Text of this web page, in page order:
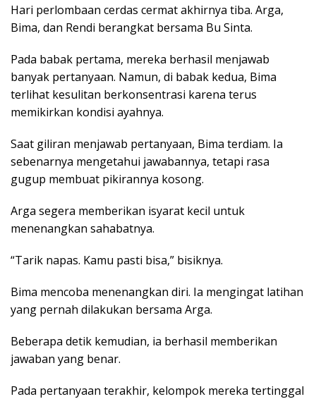
Hari perlombaan cerdas cermat akhirnya tiba. Arga,
Bima, dan Rendi berangkat bersama Bu Sinta.
Pada babak pertama, mereka berhasil menjawab
banyak pertanyaan. Namun, di babak kedua, Bima
terlihat kesulitan berkonsentrasi karena terus
memikirkan kondisi ayahnya.
Saat giliran menjawab pertanyaan, Bima terdiam. Ia
sebenarnya mengetahui jawabannya, tetapi rasa
gugup membuat pikirannya kosong.
Arga segera memberikan isyarat kecil untuk
menenangkan sahabatnya.
“Tarik napas. Kamu pasti bisa,” bisiknya.
Bima mencoba menenangkan diri. Ia mengingat latihan
yang pernah dilakukan bersama Arga.
Beberapa detik kemudian, ia berhasil memberikan
jawaban yang benar.
Pada pertanyaan terakhir, kelompok mereka tertinggal